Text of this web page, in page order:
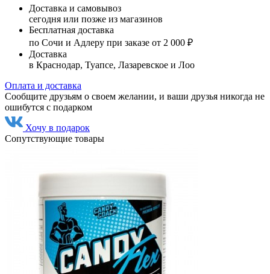
Доставка и самовывоз
сегодня или позже из магазинов
Бесплатная доставка
по Сочи и Адлеру при заказе от 2 000 ₽
Доставка
в Краснодар, Туапсе, Лазаревское и Лоо
Оплата и доставка
Сообщите друзьям о своем желании, и ваши друзья никогда не
ошибутся с подарком
Хочу в подарок
Сопутствующие товары